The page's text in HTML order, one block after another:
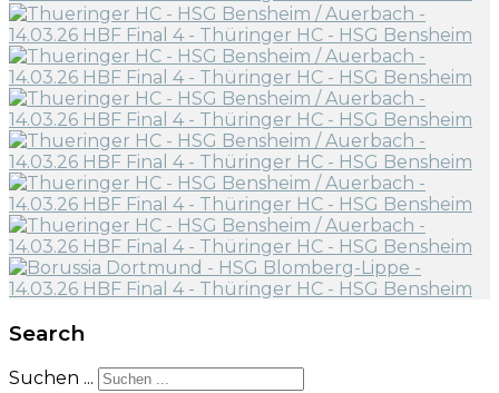
Search
Suchen ...